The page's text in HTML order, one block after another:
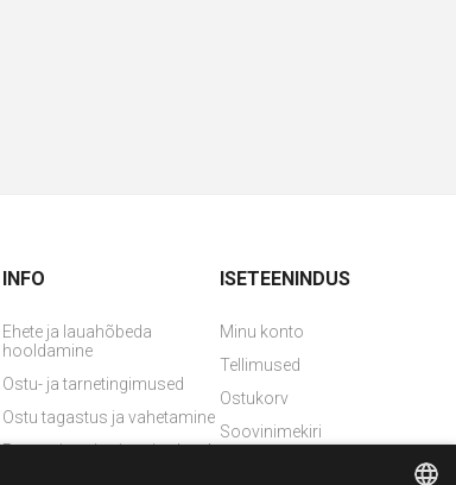
INFO
Ehete ja lauahõbeda
hooldamine
Ostu- ja tarnetingimused
Ostu tagastus ja vahetamine
Pretensiooni esitamise kord
ISETEENINDUS
Minu konto
Tellimused
Ostukorv
Soovinimekiri